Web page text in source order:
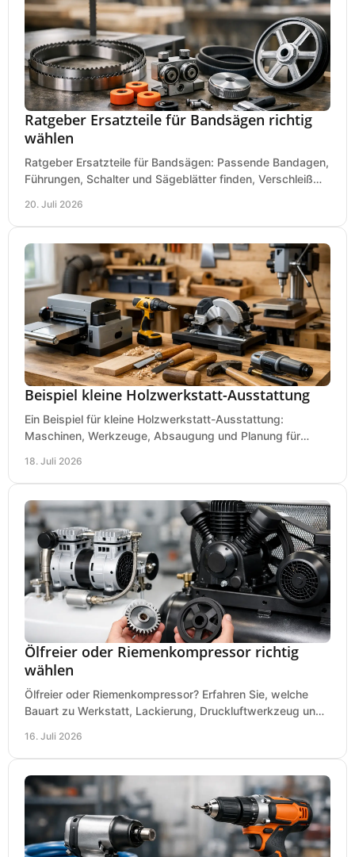
Ratgeber Ersatzteile für Bandsägen richtig
wählen
Ratgeber Ersatzteile für Bandsägen: Passende Bandagen,
Führungen, Schalter und Sägeblätter finden, Verschleiß
20. Juli 2026
Beispiel kleine Holzwerkstatt-Ausstattung
Ein Beispiel für kleine Holzwerkstatt-Ausstattung:
Maschinen, Werkzeuge, Absaugung und Planung für
18. Juli 2026
Ölfreier oder Riemenkompressor richtig
wählen
Ölfreier oder Riemenkompressor? Erfahren Sie, welche
Bauart zu Werkstatt, Lackierung, Druckluftwerkzeug und
16. Juli 2026